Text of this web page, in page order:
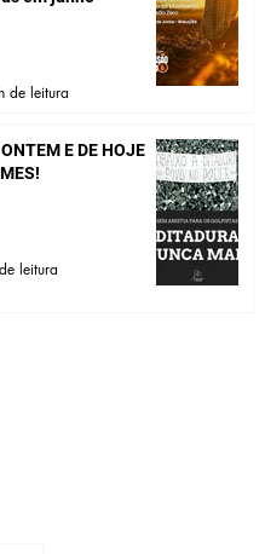
de meio
nas serras
de leitura
E DE HOJE
leitura